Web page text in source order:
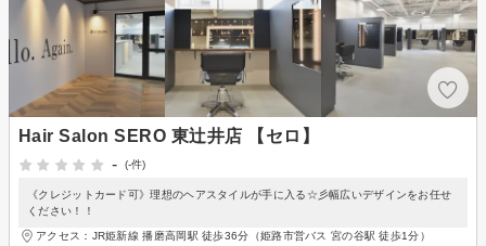
Hair Salon SERO 東辻井店 【セロ】
-
(-件)
《クレジットカード可》理想のヘアスタイルが手に入る☆彡幅広いデザインをお任せ
ください！！
アクセス：JR姫新線 播磨高岡駅 徒歩36分（姫路市営バス 宮の谷駅 徒歩1分）